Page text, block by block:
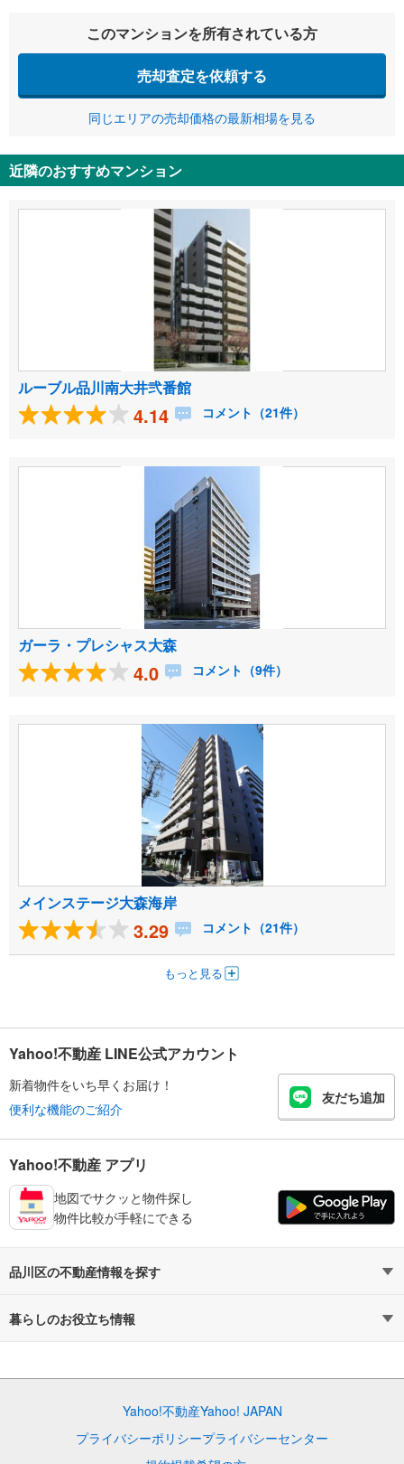
このマンションを所有されている方
売却査定を依頼する
同じエリアの売却価格の最新相場を見る
近隣のおすすめマンション
ルーブル品川南大井弐番館
4.14 コメント（21件）
ガーラ・プレシャス大森
4.0 コメント（9件）
メインステージ大森海岸
3.29 コメント（21件）
もっと見る
Yahoo!不動産 LINE公式アカウント
新着物件をいち早くお届け！
便利な機能のご紹介
友だち追加
Yahoo!不動産 アプリ
地図でサクッと物件探し
物件比較が手軽にできる
品川区の不動産情報を探す
不動産・住宅
中古一戸建て
土地
暮らしのお役立ち情報
Yahoo!不動産Yahoo! JAPAN
プライバシーポリシープライバシーセンター